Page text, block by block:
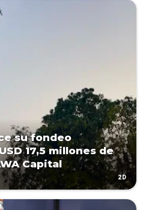
su fondeo
17,5 millones de
Capital
2D